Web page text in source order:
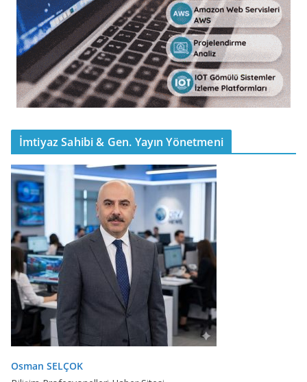
İmtiyaz Sahibi & Gen. Yayın Yönetmeni
Osman SELÇOK